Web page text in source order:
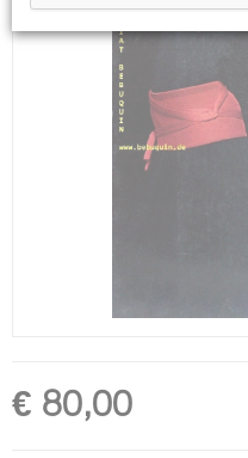
€ 80,00